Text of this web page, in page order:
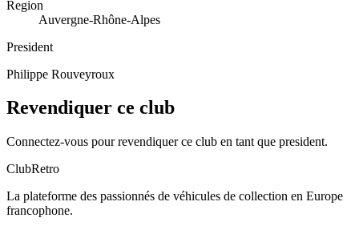
Region
Auvergne-Rhône-Alpes
President
Philippe Rouveyroux
Revendiquer ce club
Connectez-vous pour revendiquer ce club en tant que president.
ClubRetro
La plateforme des passionnés de véhicules de collection en Europe
francophone.